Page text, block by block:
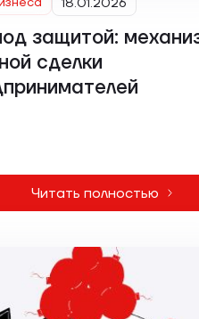
18.01.2026
защитой:
сделки
Читать полностью